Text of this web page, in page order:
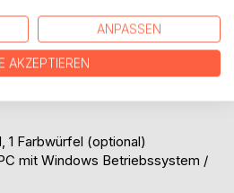
Spieler
1 Farbwürfel (optional)
mit Windows Betriebssystem /
ANPASSEN
AKZEPTIEREN